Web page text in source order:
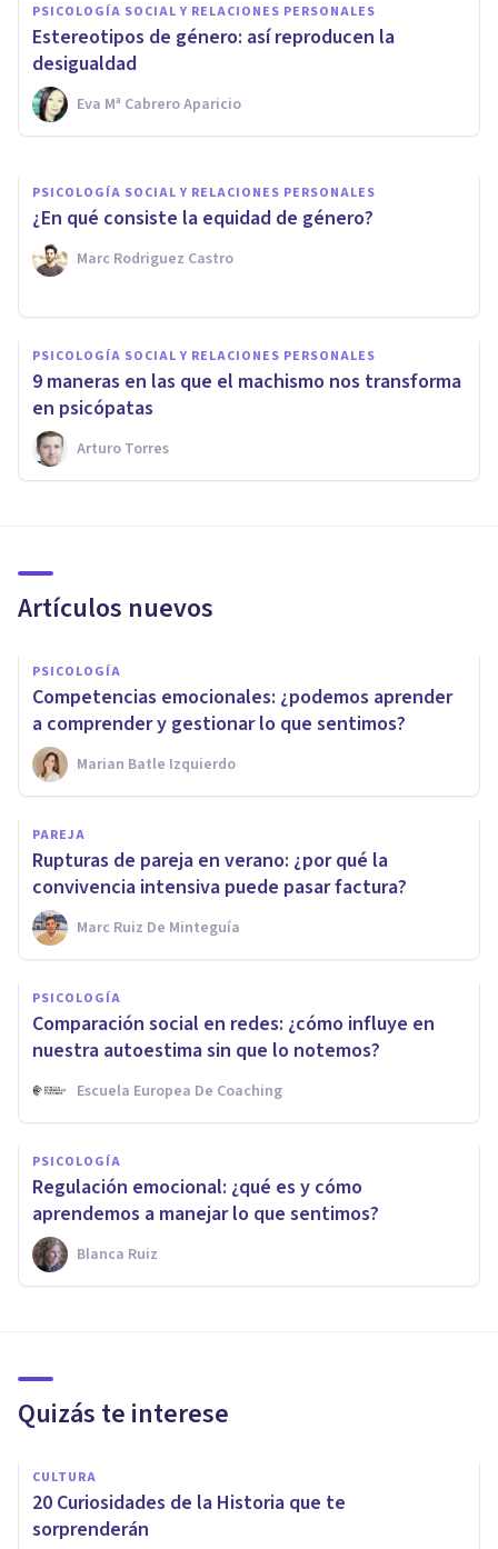
PSICOLOGÍA SOCIAL Y RELACIONES PERSONALES
Estereotipos de género: así reproducen la
desigualdad
Eva Mª Cabrero Aparicio
Los 4 principales tipos de
micromachismos
Eva Mª Cabrero Aparicio
PSICOLOGÍA SOCIAL Y RELACIONES PERSONALES
​¿En qué consiste la equidad de género?
Marc Rodriguez Castro
PSICOLOGÍA SOCIAL Y RELACIONES PERSONALES
9 maneras en las que el machismo nos transforma
en psicópatas
Arturo Torres
Artículos nuevos
PSICOLOGÍA
Competencias emocionales: ¿podemos aprender
a comprender y gestionar lo que sentimos?
Marian Batle Izquierdo
PAREJA
Rupturas de pareja en verano: ¿por qué la
convivencia intensiva puede pasar factura?
Marc Ruiz De Minteguía
PSICOLOGÍA
Comparación social en redes: ¿cómo influye en
nuestra autoestima sin que lo notemos?
Escuela Europea De Coaching
PSICOLOGÍA
Regulación emocional: ¿qué es y cómo
aprendemos a manejar lo que sentimos?
Blanca Ruiz
Quizás te interese
CULTURA
20 Curiosidades de la Historia que te
sorprenderán